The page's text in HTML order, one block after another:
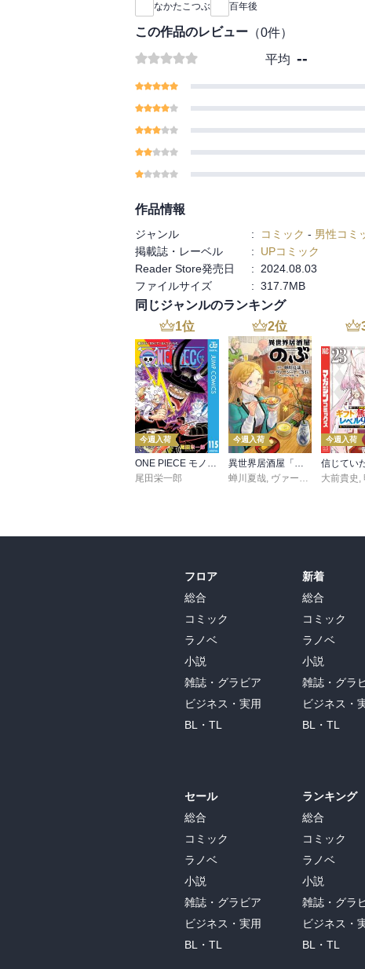
なかたこつぶ 百年後
この作品のレビュー （0件）
平均 --
作品情報
ジャンル : コミック - 男性コミ
掲載誌・レーベル
: UPコミック
Reader Store発売日
: 2024.08.03
ファイルサイズ
: 317.7MB
同じジャンルのランキング
1位
今週入荷
ONE PIECE モノクロ版 115
尾田栄一郎
2位
今週入荷
異世界居酒屋「のぶ」(22)
蝉川夏哉, ヴァージニア二等兵 ,
今週入荷
大前貴史 ,
フロア
総合
コミック
ラノベ
小説
雑誌・グラビア
ビジネス・実用
BL・TL
セール
総合
コミック
ラノベ
小説
雑誌・グラビア
ビジネス・実用
BL・TL
新着
総合
コミック
ラノベ
小説
雑誌・グラ
ビジネス・
BL・TL
ランキング
総合
コミック
ラノベ
小説
雑誌・グラ
ビジネス・
BL・TL